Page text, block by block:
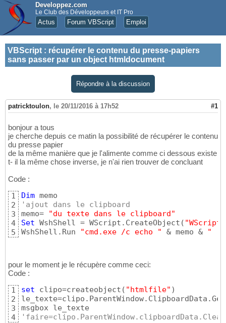
Developpez.com
Le Club des Développeurs et IT Pro
Actus Forum VBScript Emploi
VBScript : récupérer le contenu du presse-papiers
sans passer par un object htmldocument
Répondre à la discussion
patricktoulon, le 20/11/2016 à 17h52 #1
bonjour a tous
je cherche depuis ce matin la possibilité de récupérer le contenu
du presse papier
de la même manière que je l'alimente comme ci dessous existe
t- il la même chose inverse, je n'ai rien trouver de concluant
Code :
1
2
3
4
5
Dim
'ajout dans le clipboard
memo=
"du texte dans le clipboard"
Set WshShell = WScript.CreateObject (
WshShell.Run
"cmd.exe /c echo " & memo & " |
pour le moment je le récupère comme ceci:
Code :
1
2
3
4
set clipo=createobject ( "htmlfile" )